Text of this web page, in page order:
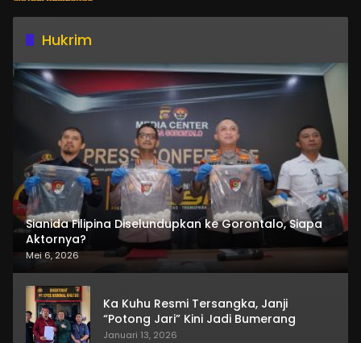
Hukrim
Sianida Filipina Diselundupkan ke Gorontalo, Siapa
Aktornya?
Mei 6, 2026
Ka Kuhu Resmi Tersangka, Janji
“Potong Jari” Kini Jadi Bumerang
Januari 13, 2026